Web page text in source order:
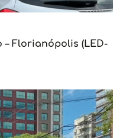
– Florianópolis (LED-